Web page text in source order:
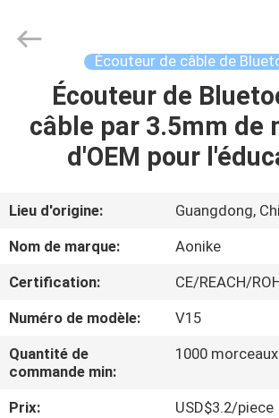
MAISON
PRODUITS
AU
SUJET
DE
VISITE
Electronics
Co,ltd.
Écouteur de câble de
Écouteur de
câble par 3.5mm de
d'OEM pour
Lieu d'origine:
Guangdong,
Nom de marque:
Aonike
Certification:
CE/REACH/
Numéro de modèle:
V15
Quantité de
commande min:
1000
Prix:
USD$3.2/piece